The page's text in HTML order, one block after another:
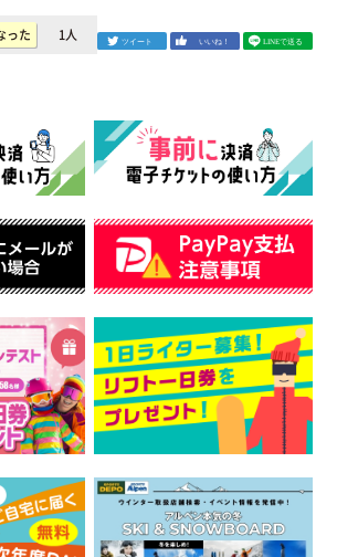
った 1人